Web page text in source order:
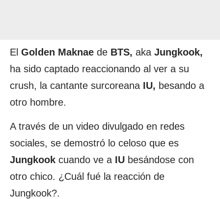
El Golden Maknae de BTS, aka Jungkook,
ha sido captado reaccionando al ver a su
crush, la cantante surcoreana IU, besando a
otro hombre.
A través de un video divulgado en redes
sociales, se demostró lo celoso que es
Jungkook cuando ve a IU besándose con
otro chico. ¿Cuál fué la reacción de
Jungkook?.